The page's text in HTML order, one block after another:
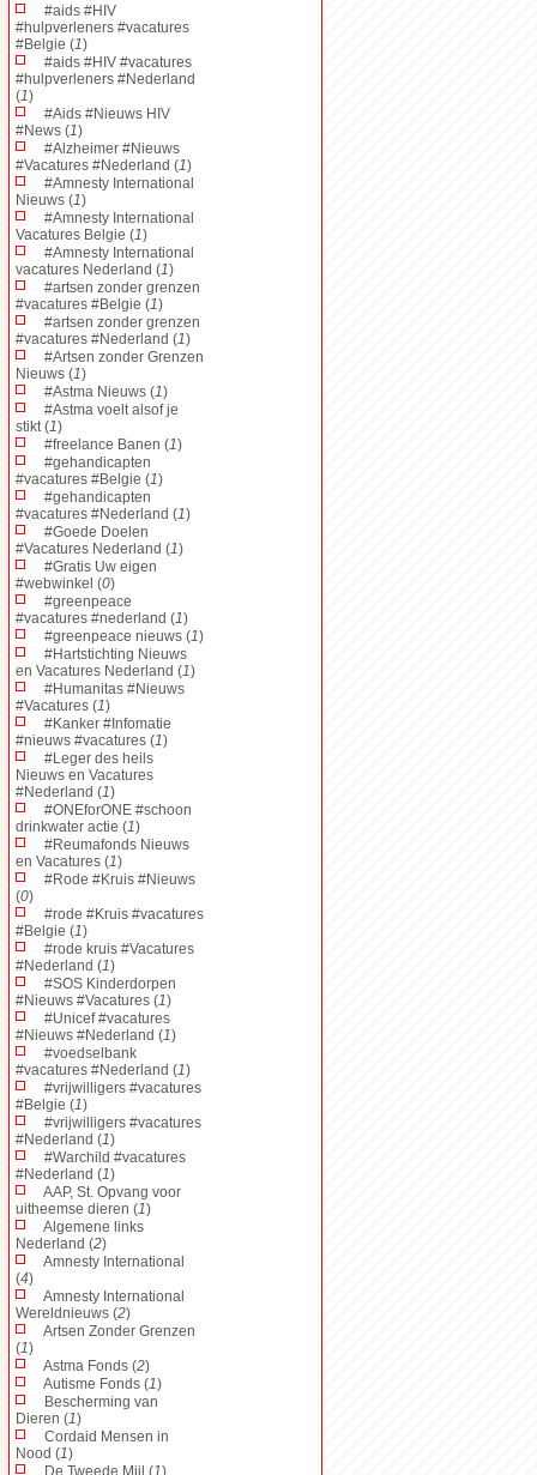
#aids #HIV
#hulpverleners #vacatures
#Belgie (1)
#aids #HIV #vacatures
#hulpverleners #Nederland
(1)
#Aids #Nieuws HIV
#News (1)
#Alzheimer #Nieuws
#Vacatures #Nederland (1)
#Amnesty International
Nieuws (1)
#Amnesty International
Vacatures Belgie (1)
#Amnesty International
vacatures Nederland (1)
#artsen zonder grenzen
#vacatures #Belgie (1)
#artsen zonder grenzen
#vacatures #Nederland (1)
#Artsen zonder Grenzen
Nieuws (1)
#Astma Nieuws (1)
#Astma voelt alsof je
stikt (1)
#freelance Banen (1)
#gehandicapten
#vacatures #Belgie (1)
#gehandicapten
#vacatures #Nederland (1)
#Goede Doelen
#Vacatures Nederland (1)
#Gratis Uw eigen
#webwinkel (0)
#greenpeace
#vacatures #nederland (1)
#greenpeace nieuws (1)
#Hartstichting Nieuws
en Vacatures Nederland (1)
#Humanitas #Nieuws
#Vacatures (1)
#Kanker #Infomatie
#nieuws #vacatures (1)
#Leger des heils
Nieuws en Vacatures
#Nederland (1)
#ONEforONE #schoon
drinkwater actie (1)
#Reumafonds Nieuws
en Vacatures (1)
#Rode #Kruis #Nieuws
(0)
#rode #Kruis #vacatures
#Belgie (1)
#rode kruis #Vacatures
#Nederland (1)
#SOS Kinderdorpen
#Nieuws #Vacatures (1)
#Unicef #vacatures
#Nieuws #Nederland (1)
#voedselbank
#vacatures #Nederland (1)
#vrijwilligers #vacatures
#Belgie (1)
#vrijwilligers #vacatures
#Nederland (1)
#Warchild #vacatures
#Nederland (1)
AAP, St. Opvang voor
uitheemse dieren (1)
Algemene links
Nederland (2)
Amnesty International
(4)
Amnesty International
Wereldnieuws (2)
Artsen Zonder Grenzen
(1)
Astma Fonds (2)
Autisme Fonds (1)
Bescherming van
Dieren (1)
Cordaid Mensen in
Nood (1)
De Tweede Mijl (1)